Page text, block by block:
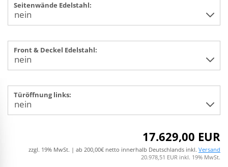
Seitenwände Edelstahl:
Front & Deckel Edelstahl:
Türöffnung links:
17.629,00 EUR
zzgl. 19% MwSt. | ab 200,00€ netto innerhalb Deutschlands inkl. Versand
20.978,51 EUR inkl. 19% MwSt.